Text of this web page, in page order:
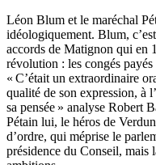
Léon Blum et le maréchal
idéologiquement. Blum,
accords de Matignon qui en
révolution : les congés
« C’était un extraordinaire
qualité de son expression, à
sa pensée » analyse Robert
Pétain lui, le héros de
d’ordre, qui méprise le
présidence du Conseil, mais